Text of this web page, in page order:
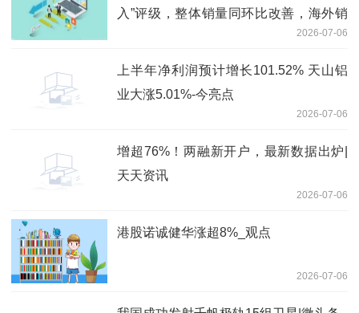
入”评级，整体销量同环比改善，海外销
2026-07-06
上半年净利润预计增长101.52% 天山铝
业大涨5.01%-今亮点
2026-07-06
增超76%！两融新开户，最新数据出炉|
天天资讯
2026-07-06
港股诺诚健华涨超8%_观点
2026-07-06